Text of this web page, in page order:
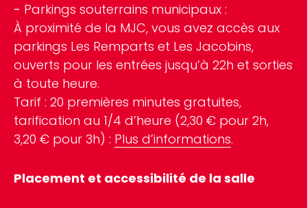
Parkings souterrains municipaux :
À proximité de la MJC, vous avez accès aux
parkings Les Remparts et Les Jacobins,
ouverts pour les entrées jusqu’à 22h et sorties
à toute heure.
Tarif : 20 premières minutes gratuites,
tarification au 1/4 d’heure (2,30 € pour 2h,
3,20 € pour 3h) : Plus d’informations.
Placement et accessibilité de la salle